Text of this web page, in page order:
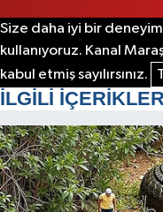
Size daha iyi bir
kullanıyoruz. Kanal
kabul etmiş sayılırsınız.